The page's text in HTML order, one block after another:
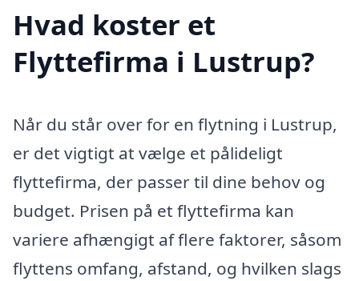
Hvad koster et
Flyttefirma i Lustrup?
Når du står over for en flytning i Lustrup,
er det vigtigt at vælge et pålideligt
flyttefirma, der passer til dine behov og
budget. Prisen på et flyttefirma kan
variere afhængigt af flere faktorer, såsom
flyttens omfang, afstand, og hvilken slags